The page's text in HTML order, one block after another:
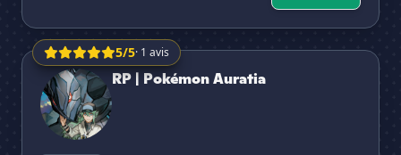
5/5· 1 avis
RP | Pokémon Auratia
RP | Pokémon Auratia